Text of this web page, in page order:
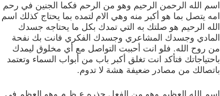
اسم الله الرحمن الرحيم وهو من الرحم فكما الجنين في رحم
امه يتصل بما هو أكبر منه وهي الام لتمده بما يحتاج كذلك اسم
الله الرحيم هو صلتك به التي تمدك بكل ما يحتاجه جسدك
المادي وجسدك المشاعري وجسدك الفكري فانت بك نفحة
من روح الله. فلو انت أحببت التواصل مع أي مخلوق ليمدك
باحتياجاتك فتأكد انت تغلق أكبر باب من أبواب السماء وتعتمد
باتصالك من مصادر ضعيفة هشة لا تدوم.